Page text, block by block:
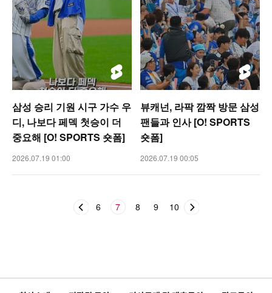
삼성 승리 기원 시구 가수 우
디, 나보다 페덱 첫승이 더
중요해 [O! SPORTS 숏폼]
2026.07.19 01:00
뷰캐넌, 라팍 깜짝 방문 삼성
팬들과 인사 [O! SPORTS
숏폼]
2026.07.19 00:05
6 7 8 9 10